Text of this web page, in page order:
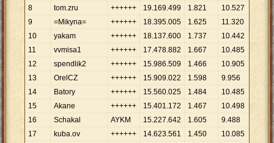
8
tom.zru ++++++ 19.169.499 1.821 10.527
9
=Mikyna= ++++++ 18.395.005 1.625 11.320
10
yakam ++++++ 18.137.600 1.737 10.442
11
vvmisa1 ++++++ 17.478.882 1.667 10.485
12
spendlik2 ++++++ 15.986.509 1.466 10.905
13
OrelCZ ++++++ 15.909.022 1.598 9.956
14
Batory ++++++ 15.560.025 1.484 10.485
15
Akane ++++++ 15.401.172 1.467 10.498
16
Schakal AYKM 15.227.642 1.605 9.488
17
kuba.ov ++++++ 14.623.561 1.450 10.085